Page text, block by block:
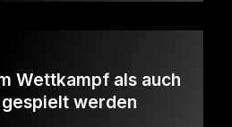
Wettkampf als auch
werden